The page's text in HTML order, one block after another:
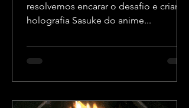
resolvemos encarar o desafio e criar a
holografia Sasuke do anime...